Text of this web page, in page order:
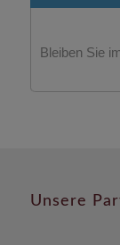
Bleiben Sie
Unsere